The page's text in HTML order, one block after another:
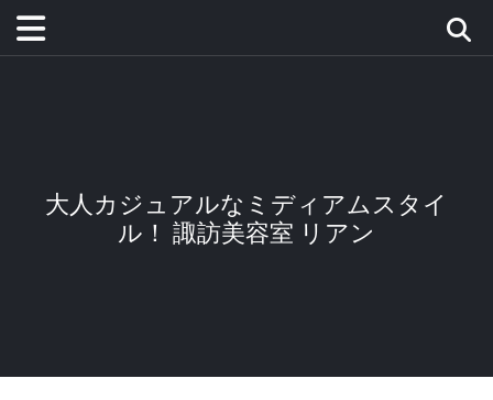
大人カジュアルなミディアムスタイ
ル！ 諏訪美容室 リアン